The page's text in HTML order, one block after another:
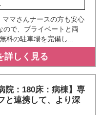
マさんナースの方も安心
で、プライベートと両
料の駐車場を完備し...
詳しく見る
院：180床：病棟】専
と連携して、より深